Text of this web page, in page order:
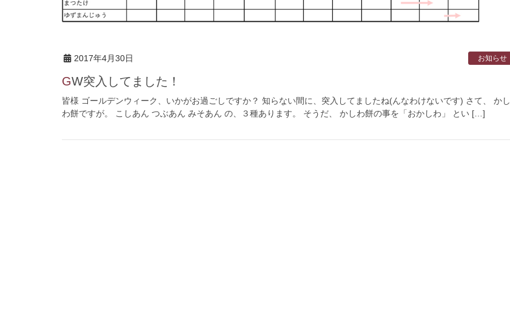
2017年4月30日 お知らせ
GW突入してました！
皆様 ゴールデンウィーク、いかがお過ごしですか？ 知らない間に、突入してましたね(んなわけないです) さて、 かし
わ餅ですが。 こしあん つぶあん みそあん の、３種あります。 そうだ、 かしわ餅の事を「おかしわ」 とい […]